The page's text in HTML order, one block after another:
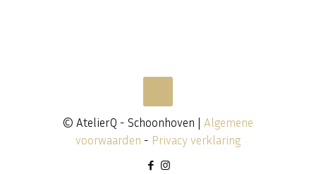
© AtelierQ - Schoonhoven | Algemene
voorwaarden - Privacy verklaring